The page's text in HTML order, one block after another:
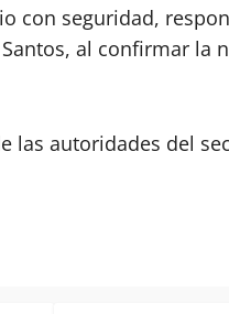
con seguridad,
al confirmar la
las autoridades del